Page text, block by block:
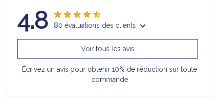
4.8 80 évaluations des clients
Voir tous les avis
Écrivez un avis pour obtenir 10% de réduction sur toute
commande